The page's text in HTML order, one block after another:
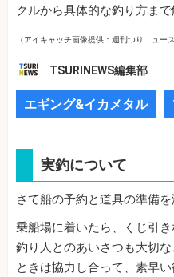
クルから具体的な釣り方まで
（アイキャッチ画像提供：週刊つりニュー
TSURINEWS編集部
エギング&イカメタル
実釣について
さて船の予約と道具の準備
乗船場に着いたら、くじ引
釣り人とのあいさつも大切
ときは協力し合って、素早